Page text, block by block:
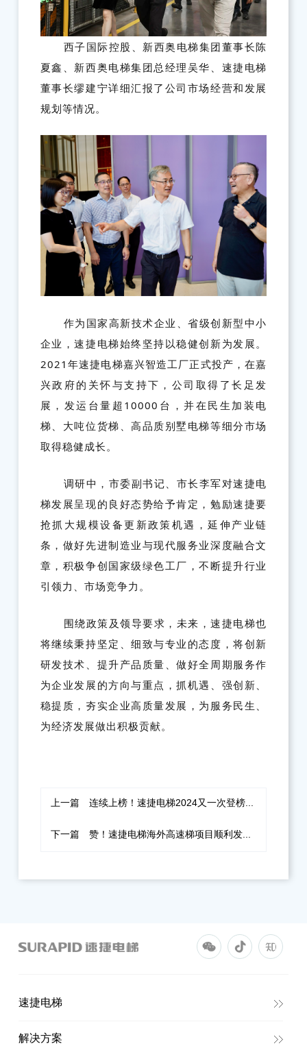
西子国际控股、新西奥电梯集团董事长陈
夏鑫、新西奥电梯集团总经理吴华、速捷电梯
董事长缪建宁详细汇报了公司市场经营和发展
规划等情况。
作为国家高新技术企业、省级创新型中小
企业，速捷电梯始终坚持以稳健创新为发展。
2021年速捷电梯嘉兴智造工厂正式投产，在嘉
兴政府的关怀与支持下，公司取得了长足发
展，发运台量超10000台，并在民生加装电
梯、大吨位货梯、高品质别墅电梯等细分市场
取得稳健成长。
调研中， 市委副书记、市长李军对速捷电
梯发展呈现的良好态势给予肯定，勉励速捷要
抢抓大规模设备更新政策机遇，延伸产业链
条，做好先进制造业与现代服务业深度融合文
章，积极争创国家级绿色工厂，不断提升行业
引领力、市场竞争力。
围绕政策及领导要求，未来，速捷电梯也
将继续秉持坚定、细致与专业的态度，将创新
研发技术、提升产品质量、做好全周期服务作
为企业发展的方向与重点，抓机遇、强创新、
稳提质，夯实企业高质量发展，为服务民生、
为经济发展做出积极贡献。
上一篇 连续上榜！速捷电梯2024又一次登榜“中国电梯制造商10强”！
下一篇 赞！速捷电梯海外高速梯项目顺利发运！
速捷电梯
解决方案